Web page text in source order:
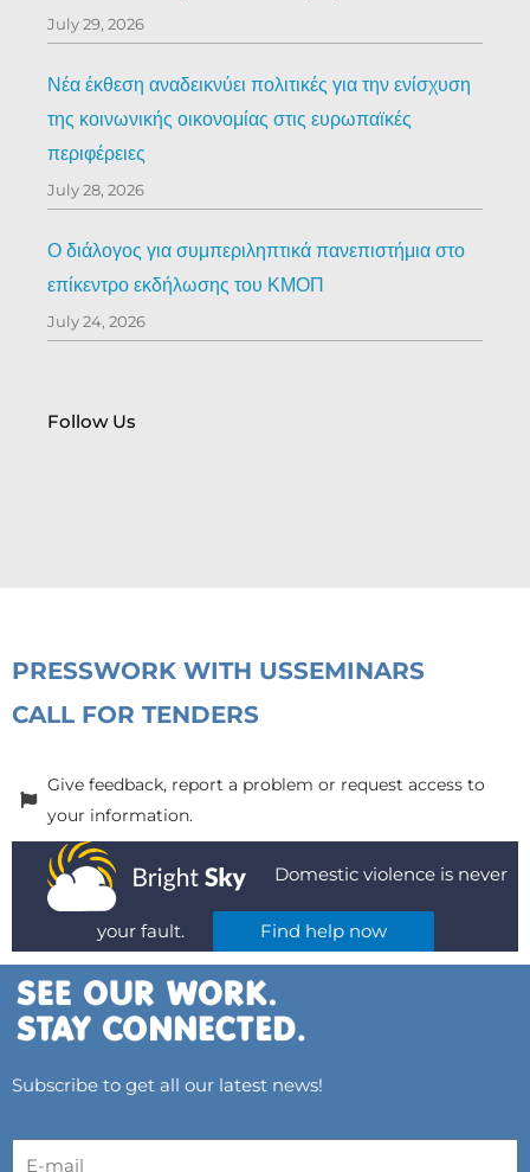
July 29, 2026
Νέα έκθεση αναδεικνύει πολιτικές για την ενίσχυση
της κοινωνικής οικονομίας στις ευρωπαϊκές
περιφέρειες
July 28, 2026
Ο διάλογος για συμπεριληπτικά πανεπιστήμια στο
επίκεντρο εκδήλωσης του ΚΜΟΠ
July 24, 2026
Follow Us
PRESSWORK WITH USSEMINARS
CALL FOR TENDERS
Give feedback, report a problem or request access to
your information.
Domestic violence is never
your fault. Find help now
Subscribe to get all our latest news!